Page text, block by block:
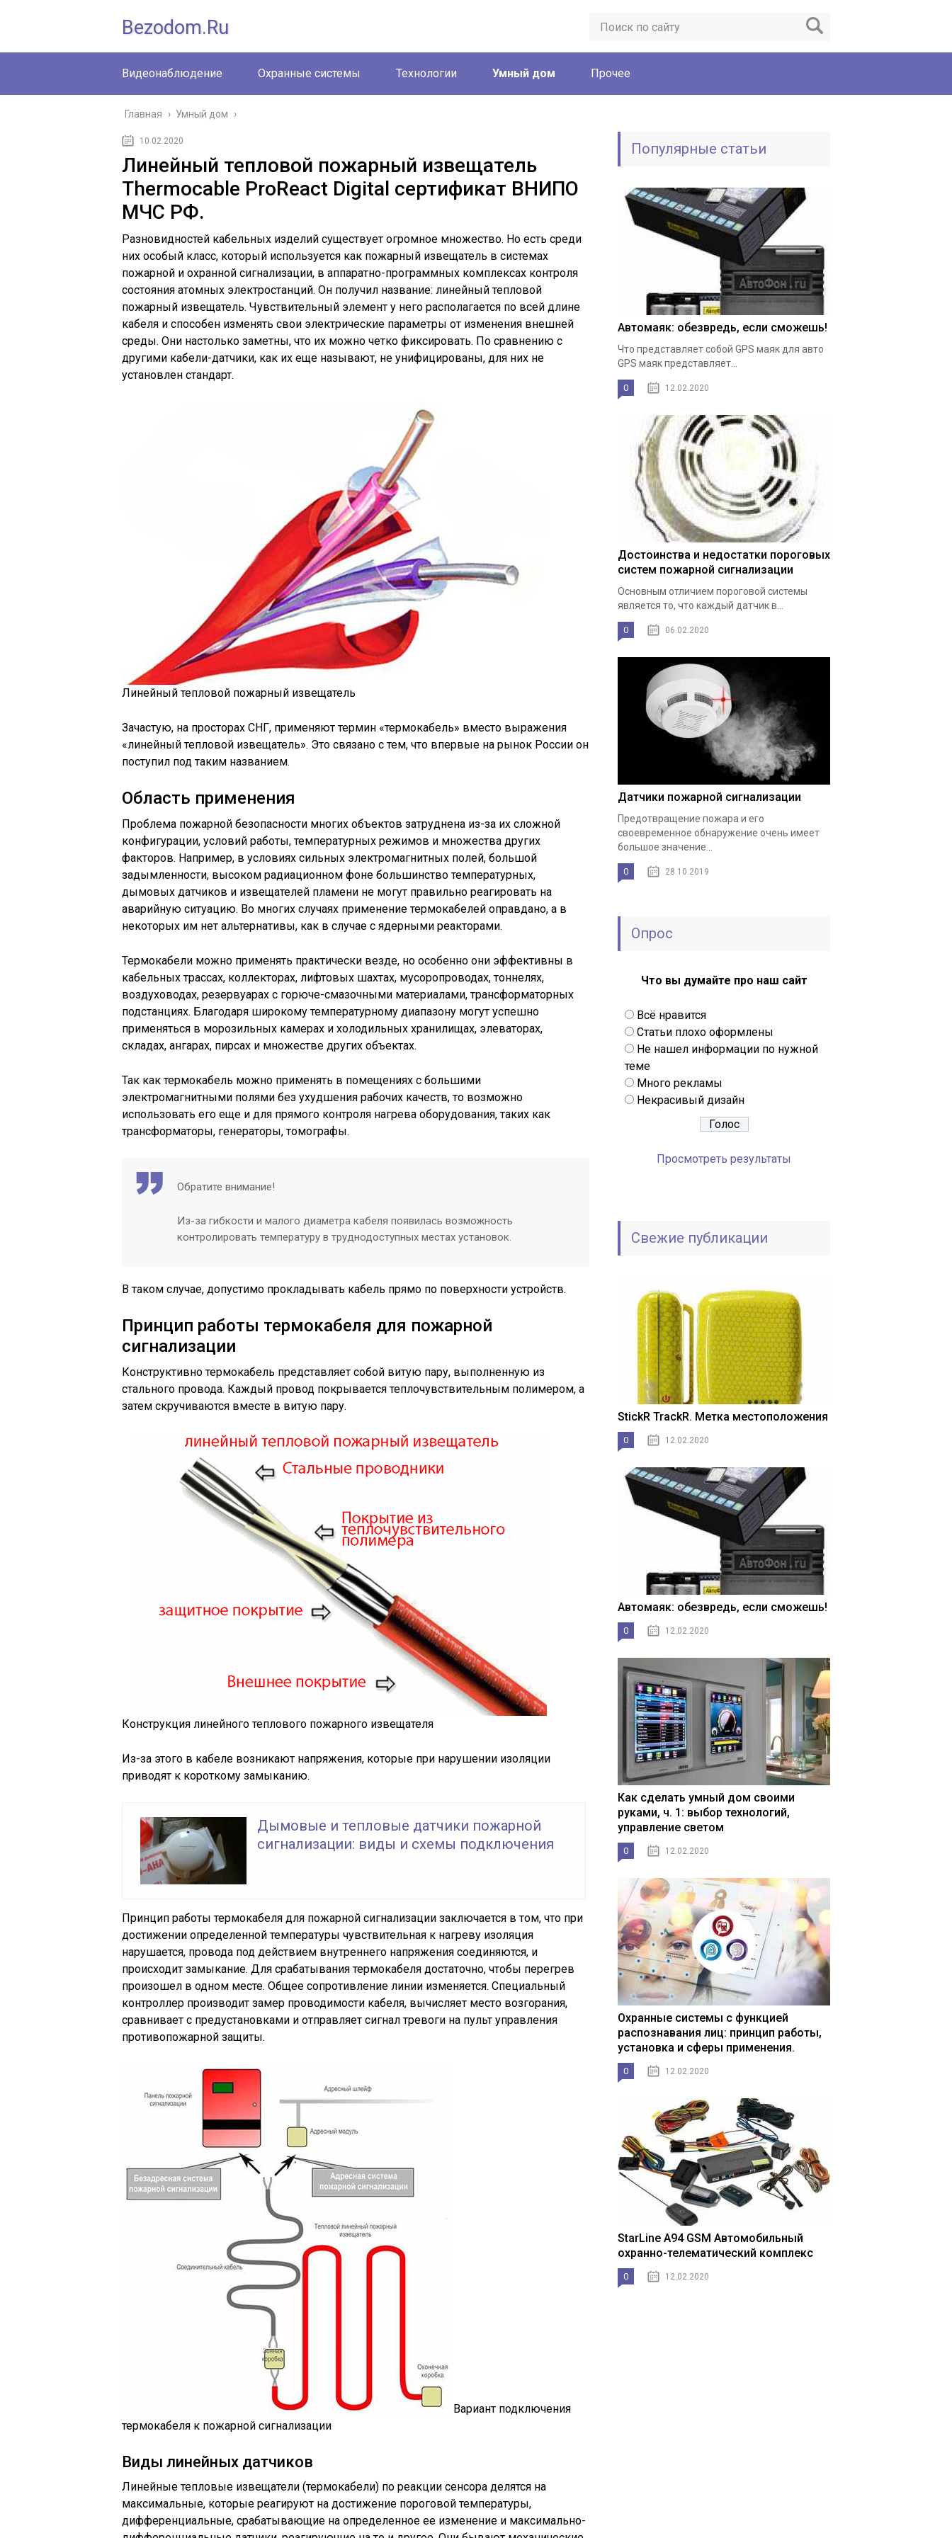
Bezodom.ru
Видеонаблюдение Охранные системы Технологии Умный дом Прочее
Главная › Умный дом ›
10.02.2020
Линейный тепловой пожарный извещатель
Thermocable ProReact Digital сертификат ВНИПО
МЧС РФ.
Разновидностей кабельных изделий существует огромное множество. Но есть среди
них особый класс, который используется как пожарный извещатель в системах
пожарной и охранной сигнализации, в аппаратно-программных комплексах контроля
состояния атомных электростанций. Он получил название: линейный тепловой
пожарный извещатель. Чувствительный элемент у него располагается по всей длине
кабеля и способен изменять свои электрические параметры от изменения внешней
среды. Они настолько заметны, что их можно четко фиксировать. По сравнению с
другими кабели-датчики, как их еще называют, не унифицированы, для них не
установлен стандарт.
Линейный тепловой пожарный извещатель
Зачастую, на просторах СНГ, применяют термин «термокабель» вместо выражения
«линейный тепловой извещатель». Это связано с тем, что впервые на рынок России он
поступил под таким названием.
Область применения
Проблема пожарной безопасности многих объектов затруднена из-за их сложной
конфигурации, условий работы, температурных режимов и множества других
факторов. Например, в условиях сильных электромагнитных полей, большой
задымленности, высоком радиационном фоне большинство температурных,
дымовых датчиков и извещателей пламени не могут правильно реагировать на
аварийную ситуацию. Во многих случаях применение термокабелей оправдано, а в
некоторых им нет альтернативы, как в случае с ядерными реакторами.
Термокабели можно применять практически везде, но особенно они эффективны в
кабельных трассах, коллекторах, лифтовых шахтах, мусоропроводах, тоннелях,
воздуховодах, резервуарах с горюче-смазочными материалами, трансформаторных
подстанциях. Благодаря широкому температурному диапазону могут успешно
применяться в морозильных камерах и холодильных хранилищах, элеваторах,
складах, ангарах, пирсах и множестве других объектах.
Так как термокабель можно применять в помещениях с большими
электромагнитными полями без ухудшения рабочих качеств, то возможно
использовать его еще и для прямого контроля нагрева оборудования, таких как
трансформаторы, генераторы, томографы.
Обратите внимание!
Из-за гибкости и малого диаметра кабеля появилась возможность
контролировать температуру в труднодоступных местах установок.
В таком случае, допустимо прокладывать кабель прямо по поверхности устройств.
Принцип работы термокабеля для пожарной
сигнализации
Конструктивно термокабель представляет собой витую пару, выполненную из
стального провода. Каждый провод покрывается теплочувствительным полимером, а
затем скручиваются вместе в витую пару.
Конструкция линейного теплового пожарного извещателя
Из-за этого в кабеле возникают напряжения, которые при нарушении изоляции
приводят к короткому замыканию.
Дымовые и тепловые датчики пожарной
сигнализации: виды и схемы подключения
Принцип работы термокабеля для пожарной сигнализации заключается в том, что при
достижении определенной температуры чувствительная к нагреву изоляция
нарушается, провода под действием внутреннего напряжения соединяются, и
происходит замыкание. Для срабатывания термокабеля достаточно, чтобы перегрев
произошел в одном месте. Общее сопротивление линии изменяется. Специальный
контроллер производит замер проводимости кабеля, вычисляет место возгорания,
сравнивает с предустановками и отправляет сигнал тревоги на пульт управления
противопожарной защиты.
Вариант подключения
термокабеля к пожарной сигнализации
Виды линейных датчиков
Линейные тепловые извещатели (термокабели) по реакции сенсора делятся на
максимальные, которые реагируют на достижение пороговой температуры,
дифференциальные, срабатывающие на определенное ее изменение и максимально-
Популярные статьи
Автомаяк: обезвредь, если сможешь!
Что представляет собой GPS маяк для авто
GPS маяк представляет...
0 12.02.2020
Достоинства и недостатки пороговых
систем пожарной сигнализации
Основным отличием пороговой системы
является то, что каждый датчик в...
0 06.02.2020
Датчики пожарной сигнализации
Предотвращение пожара и его
своевременное обнаружение очень имеет
большое значение...
0 28.10.2019
Опрос
Что вы думайте про наш сайт
Всё нравится
Статьи плохо оформлены
Не нашел информации по нужной
теме
Много рекламы
Некрасивый дизайн
Просмотреть результаты
Свежие публикации
StickR TrackR. Метка местоположения
0 12.02.2020
Автомаяк: обезвредь, если сможешь!
0 12.02.2020
Как сделать умный дом своими
руками, ч. 1: выбор технологий,
управление светом
0 12.02.2020
Охранные системы с функцией
распознавания лиц: принцип работы,
установка и сферы применения.
0 12.02.2020
StarLine A94 GSM Автомобильный
охранно-телематический комплекс
0 12.02.2020